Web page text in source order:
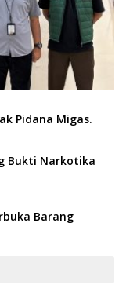
Pidana Migas.
Bukti Narkotika
Barang